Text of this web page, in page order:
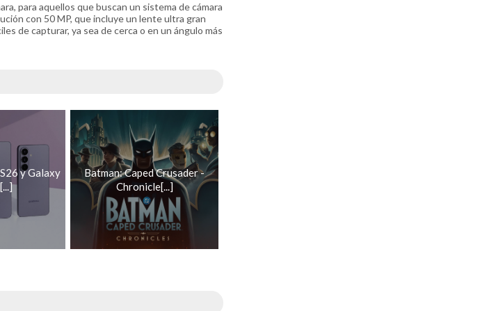
para aquellos que buscan un sistema de cámara
con 50 MP, que incluye un lente ultra gran
de capturar, ya sea de cerca o en un ángulo más
y Galaxy
Batman: Caped Crusader -
Chronicle[...]